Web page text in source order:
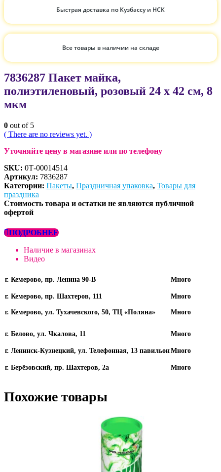
Быстрая доставка по Кузбассу и НСК
Все товары в наличии на складе
7836287 Пакет майка,
полиэтиленовый, розовый 24 х 42 см, 8
мкм
0 out of 5
( There are no reviews yet. )
Уточняйте цену в магазине или по телефону
SKU: 0Т-00014514
Артикул: 7836287
Категории: Пакеты, Праздничная упаковка, Товары для
праздника
Стоимость товара и остатки не являются публичной
офертой
ПОДРОБНЕЕ
Наличие в магазинах
Видео
г. Кемерово, пр. Ленина 90-В Много
г. Кемерово, пр. Шахтеров, 111 Много
г. Кемерово, ул. Тухачевского, 50, ТЦ «Поляна» Много
г. Белово, ул. Чкалова, 11 Много
г. Ленинск-Кузнецкий, ул. Телефонная, 13 павильонМного
г. Берёзовский, пр. Шахтеров, 2а Много
Похожие товары